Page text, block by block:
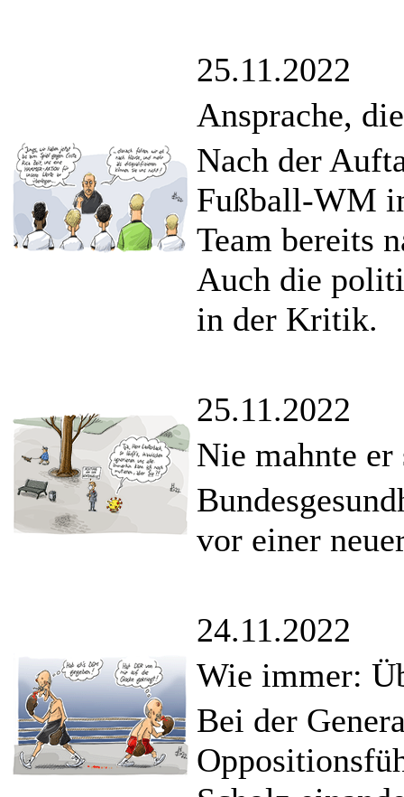
25.11.2022
Ansprache,
Nach der
Fußball-WM
Team bereits
Auch die
in der Kritik.
25.11.2022
Nie mahnte er
vor einer
24.11.2022
Wie immer:
Bei der